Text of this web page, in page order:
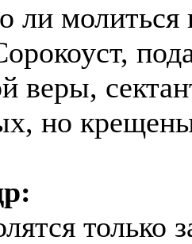
ли молиться
веры,
но
только